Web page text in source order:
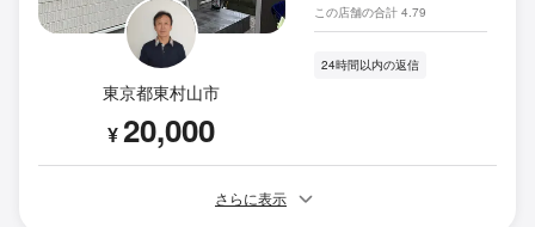
東京都東村山市
¥20,000
この店舗の合計 4.79
24時間以内の返信
さらに表示